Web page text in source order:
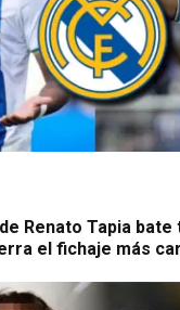
Renato Tapia
el fichaje más